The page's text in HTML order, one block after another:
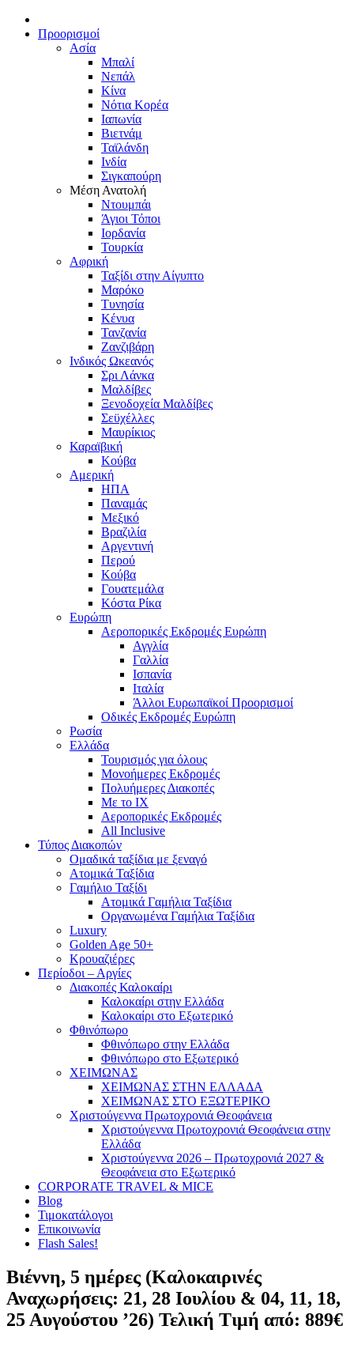
Προορισμοί
Ασία
Μπαλί
Νεπάλ
Κίνα
Νότια Κορέα
Ιαπωνία
Βιετνάμ
Ταϊλάνδη
Ινδία
Σιγκαπούρη
Μέση Ανατολή
Ντουμπάι
Άγιοι Τόποι
Ιορδανία
Τουρκία
Αφρική
Ταξίδι στην Αίγυπτο
Μαρόκο
Τυνησία
Κένυα
Τανζανία
Ζανζιβάρη
Ινδικός Ωκεανός
Σρι Λάνκα
Μαλδίβες
Ξενοδοχεία Μαλδίβες
Σεϋχέλλες
Μαυρίκιος
Καραϊβική
Κούβα
Αμερική
ΗΠΑ
Παναμάς
Μεξικό
Βραζιλία
Αργεντινή
Περού
Κούβα
Γουατεμάλα
Κόστα Ρίκα
Ευρώπη
Αεροπορικές Εκδρομές Ευρώπη
Αγγλία
Γαλλία
Ισπανία
Ιταλία
Άλλοι Ευρωπαϊκοί Προορισμοί
Οδικές Εκδρομές Ευρώπη
Ρωσία
Ελλάδα
Τουρισμός για όλους
Mονοήμερες Εκδρομές
Πολυήμερες Διακοπές
Με το ΙΧ
Αεροπορικές Εκδρομές
All Inclusive
Τύπος Διακοπών
Ομαδικά ταξίδια με ξεναγό
Ατομικά Ταξίδια
Γαμήλιο Ταξίδι
Ατομικά Γαμήλια Ταξίδια
Οργανωμένα Γαμήλια Ταξίδια
Luxury
Golden Age 50+
Κρουαζιέρες
Περίοδοι – Αργίες
Διακοπές Καλοκαίρι
Καλοκαίρι στην Ελλάδα
Καλοκαίρι στο Εξωτερικό
Φθινόπωρο
Φθινόπωρο στην Ελλάδα
Φθινόπωρο στο Εξωτερικό
ΧΕΙΜΩΝΑΣ
ΧΕΙΜΩΝΑΣ ΣΤΗΝ ΕΛΛΑΔΑ
ΧΕΙΜΩΝΑΣ ΣΤΟ ΕΞΩΤΕΡΙΚΟ
Χριστούγεννα Πρωτοχρονιά Θεοφάνεια
Χριστούγεννα Πρωτοχρονιά Θεοφάνεια στην
Ελλάδα
Χριστούγεννα 2026 – Πρωτοχρονιά 2027 &
Θεοφάνεια στο Εξωτερικό
CORPORATE TRAVEL & MICE
Blog
Τιμοκατάλογοι
Επικοινωνία
Flash Sales!
Βιέννη, 5 ημέρες (Καλοκαιρινές
Αναχωρήσεις: 21, 28 Ιουλίου & 04, 11, 18,
25 Αυγούστου ’26) Τελική Τιμή από: 889€